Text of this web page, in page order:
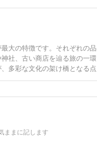
大の特徴です。それぞれの
社、古い商店を辿る旅の一
多彩な文化の架け橋となる点
ままに記します